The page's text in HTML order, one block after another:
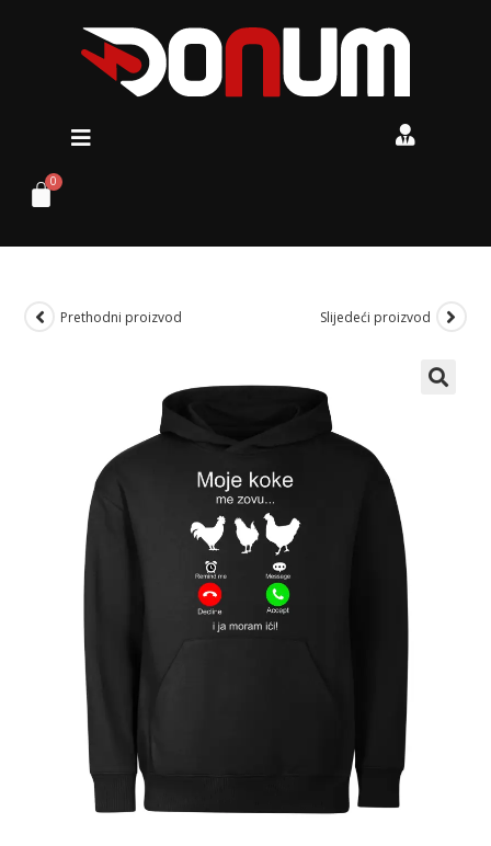
Prethodni proizvod Slijedeći proizvod